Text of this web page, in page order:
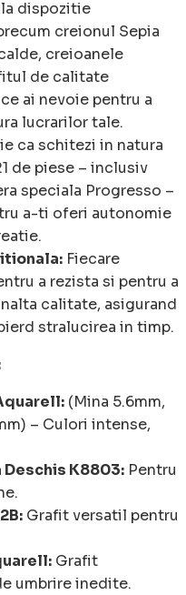
dispozitie
creionul Sepia
creioanele
de calitate
ai nevoie pentru a
lucrarilor tale.
ca schitezi in natura
de piese – inclusiv
speciala Progresso –
a-ti oferi autonomie
Fiecare
a rezista si pentru a
calitate, asigurand
stralucirea in timp.
(Mina 5.6mm,
– Culori intense,
Deschis K8803: Pentru
Grafit versatil pentru
Grafit
umbrire inedite.